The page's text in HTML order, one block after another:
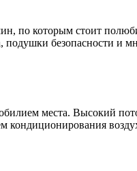
по которым стоит
безопасности и
места. Высокий